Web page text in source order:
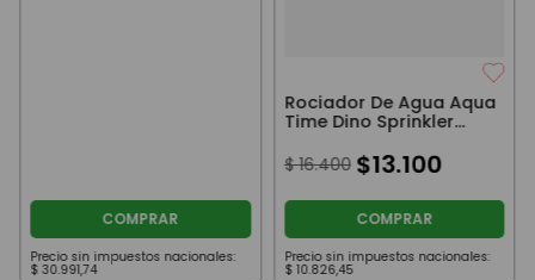
COMPRAR
Precio sin impuestos nacionales:
$ 30.991,74
Rociador De Agua Aqua
Time Dino Sprinkler
$ 16.400 $13.100
COMPRAR
Precio sin impuestos nacionales:
$ 10.826,45